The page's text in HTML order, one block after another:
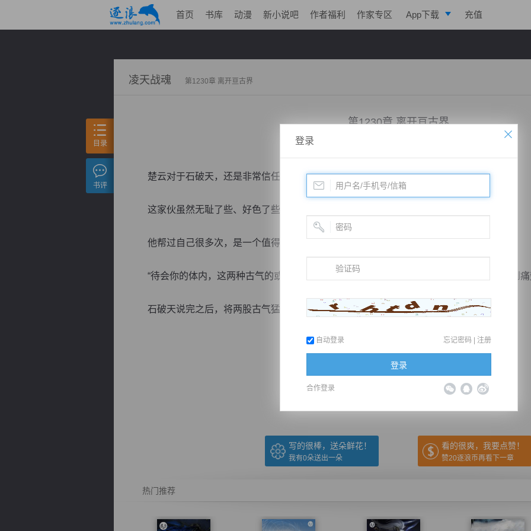
首页 书库 动漫 新小说吧 作者福利 作家专区 App下载 充值
凌天战魂 第1230章 离开亘古界
第1230章 离开亘古界
小说：凌天战魂
楚云对于石破天，还是非常信任的。
这家伙虽然无耻了些、好色了些，但对自己还是没得说的。
他帮过自己很多次，是一个值得信任的朋友。
“待会你的体内，这两种古气的或许不会融合的特别顺利，你要做好心理准备，就算感受到痛
石破天说完之后，将两股古气猛然揉搓到...
推荐在手机上阅读本书
（← 快捷键 下一章 快捷键→）
写的很棒，送朵鲜花！
我有0朵送出一朵
看的很爽，我要点赞！
赞20逐浪币再看下一章
热门推荐
目录
书评
登录
自动登录 忘记密码 | 注册
登录
合作登录